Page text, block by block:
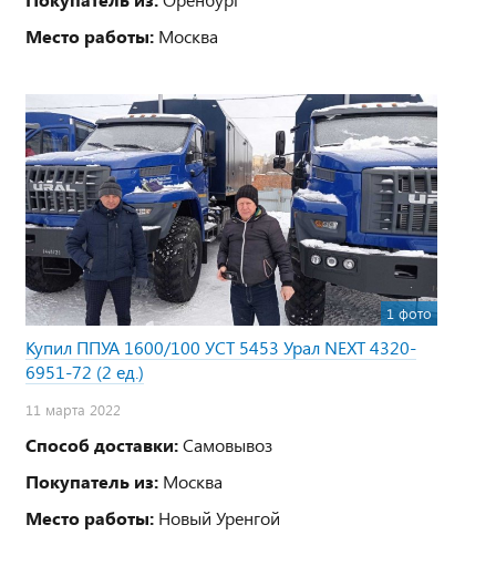
Место работы: Москва
1 фото
Купил ППУА 1600/100 УСТ 5453 Урал NEXT 4320-
6951-72 (2 ед.)
11 марта 2022
Способ доставки:Самовывоз
Покупатель из: Москва
Место работы: Новый Уренгой